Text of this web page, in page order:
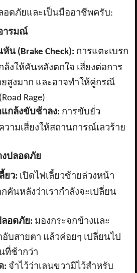
อดภัยและเป็นมืออาชีพครับ:
ารมณ์
หัน (Brake Check): การแตะเบรก
ล้งให้คันหลังตกใจ เสี่ยงต่อการ
สูงมาก และอาจทำให้คู่กรณี
Rage)
กล้งขับช้าลง: การขับยั่ว
วามเสี่ยงให้สถานการณ์เลวร้าย
งปลอดภัย
ยว: เปิดไฟเลี้ยวซ้ายล่วงหน้า
นหลังว่าเรากำลังจะเปลี่ยน
ลอดภัย: มองกระจกข้างและ
บสายตา แล้วค่อยๆ เปลี่ยนไป
ที่ช้ากว่า
: จำไว้ว่าเลนขวามีไว้สำหรับ